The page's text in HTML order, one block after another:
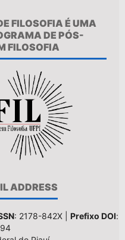
FILOSOFIA É UMA
DE PÓS-
FILOSOFIA
ADDRESS
: 2178-842X | Prefixo DOI: